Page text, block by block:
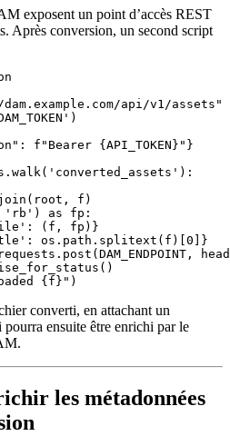
exposent un point d’accès REST
Après conversion, un second script
dam.example.com/api/v1/assets"
f"Bearer {API_TOKEN}"}
f)
as fp:
(f, fp)}
os.path.splitext(f)[0]}
converti, en attachant un
ensuite être enrichi par le
les métadonnées